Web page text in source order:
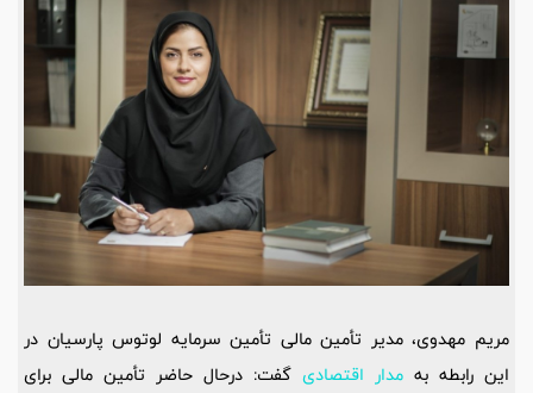
مریم مهدوی، مدیر تأمین مالی تأمین سرمایه لوتوس پارسیان در
این رابطه به مدار اقتصادی گفت: درحال حاضر تأمین مالی برای